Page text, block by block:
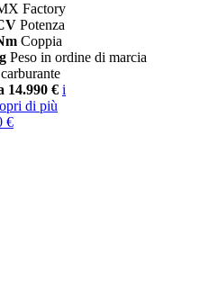
Factory
Potenza
Coppia
Peso in ordine di marcia
14.990 € i
di più
€